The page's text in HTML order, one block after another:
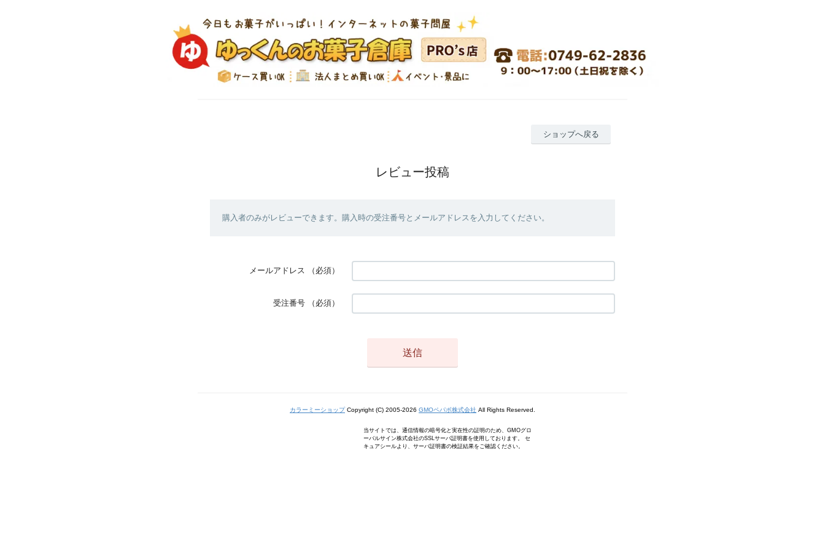
ショップへ戻る
レビュー投稿
購入者のみがレビューできます。購入時の受注番号とメールアドレスを入力してください。
メールアドレス （必須）
受注番号 （必須）
カラーミーショップCopyright (C) 2005-2026 GMOペパボ株式会社 All Rights Reserved.
当サイトでは、通信情報の暗号化と実在性の証明のため、GMOグロ
ーバルサイン株式会社のSSLサーバ証明書を使用しております。 セ
キュアシールより、サーバ証明書の検証結果をご確認ください。